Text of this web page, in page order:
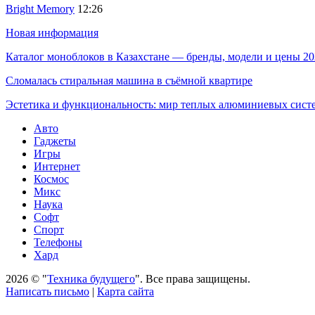
Bright Memory 12:26
Новая информация
Каталог моноблоков в Казахстане — бренды, модели и цены
Сломалась стиральная машина в съёмной квартире
Эстетика и функциональность: мир теплых алюминиевых
Авто
Гаджеты
Игры
Интернет
Космос
Микс
Наука
Софт
Спорт
Телефоны
Хард
2026 © "Техника будущего". Все права защищены.
Написать письмо | Карта сайта